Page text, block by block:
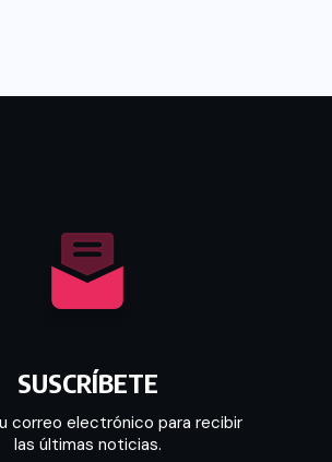
SUSCRÍBETE
correo electrónico para recibir
las últimas noticias.